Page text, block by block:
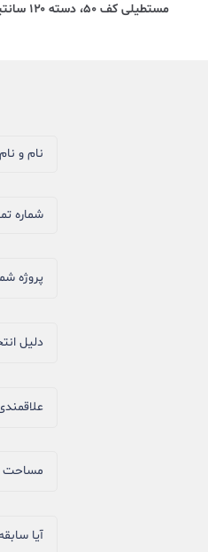
مستطیلی کف ۵۰،
نام و
شماره
پروژه
دلیل
مساحت
آیا